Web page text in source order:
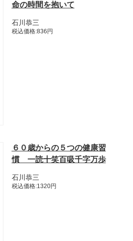
命の時間を抱いて
石川恭三
税込価格:836円
６０歳からの５つの健康習
慣 一読十笑百吸千字万歩
石川恭三
税込価格:1320円